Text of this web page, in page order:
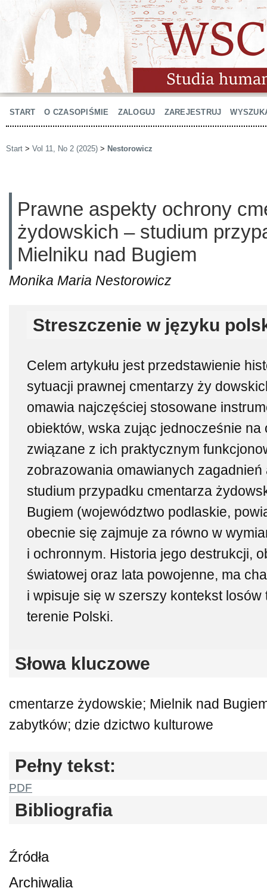
START O CZASOPIŚMIE ZALOGUJ ZAREJESTRUJ
Start > Vol 11, No 2 (2025) > Nestorowicz
Prawne aspekty ochrony
żydowskich – studium
Mielniku nad Bugiem
Monika Maria Nestorowicz
Streszczenie w języku
Celem artykułu jest przedstawienie
sytuacji prawnej cmentarzy ży
omawia najczęściej stosowane
obiektów, wska zując jednocześnie
związane z ich praktycznym
zobrazowania omawianych
studium przypadku cmentarza
Bugiem (województwo podlaskie,
obecnie się zajmuje za równo w
i ochronnym. Historia jego destrukcji,
światowej oraz lata powojenne, ma
i wpisuje się w szerszy kontekst
terenie Polski.
Słowa kluczowe
cmentarze żydowskie; Mielnik nad
zabytków; dzie dzictwo kulturowe
Pełny tekst:
PDF
Bibliografia
Źródła
Archiwalia